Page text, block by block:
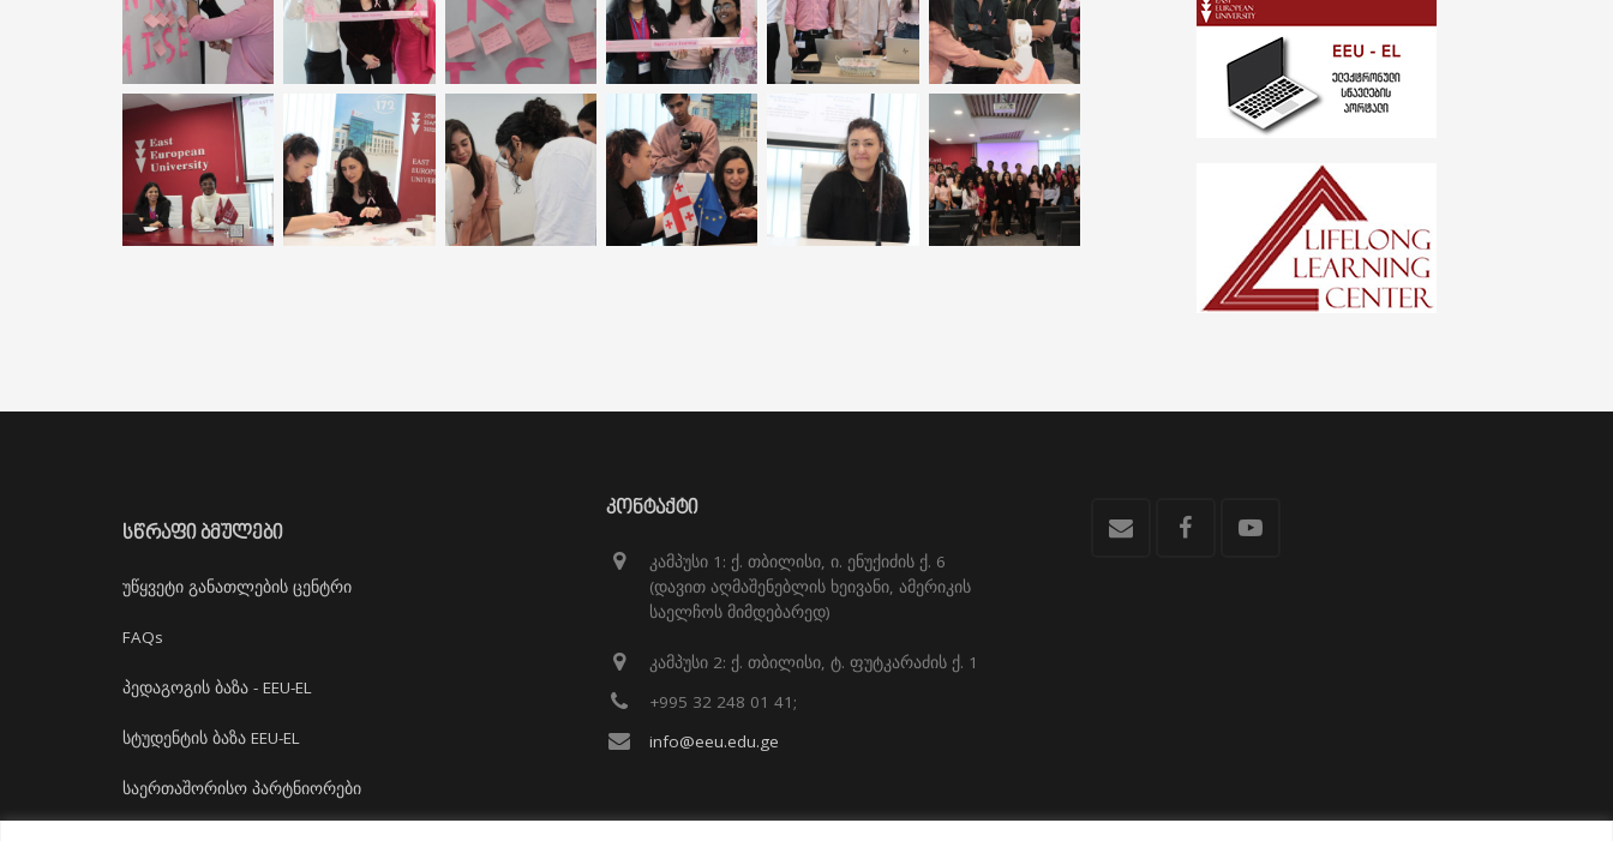
ᲡᲬᲠᲐᲤᲘ ᲑᲛᲣᲚᲔᲑᲘ
უწყვეტი განათლების ცენტრი
FAQs
პედაგოგის ბაზა - EEU-EL
სტუდენტის ბაზა EEU-EL
საერთაშორისო პარტნიორები
ᲙᲝᲜᲢᲐᲥᲢᲘ
კამპუსი 1: ქ. თბილისი, ი. ენუქიძის ქ. 6
(დავით აღმაშენებლის ხეივანი, ამერიკის
საელჩოს მიმდებარედ)
კამპუსი 2: ქ. თბილისი, ტ. ფუტკარაძის ქ. 1
+995 32 248 01 41;
info@eeu.edu.ge